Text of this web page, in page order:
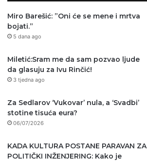
Miro Barešić: ”Oni će se mene i mrtva
bojati.”
5 dana ago
Miletić:Sram me da sam pozvao ljude
da glasuju za Ivu Rinčić!
3 tjedna ago
Za Sedlarov ‘Vukovar’ nula, a ‘Svadbi’
stotine tisuća eura?
06/07/2026
KADA KULTURA POSTANE PARAVAN ZA
POLITIČKI INŽENJERING: Kako je